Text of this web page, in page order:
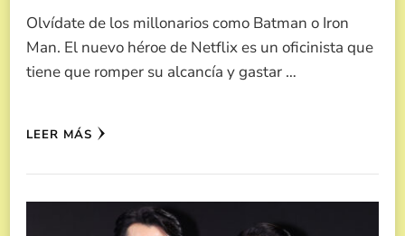
Olvídate de los millonarios como Batman o Iron
Man. El nuevo héroe de Netflix es un oficinista que
tiene que romper su alcancía y gastar …
LEER MÁS